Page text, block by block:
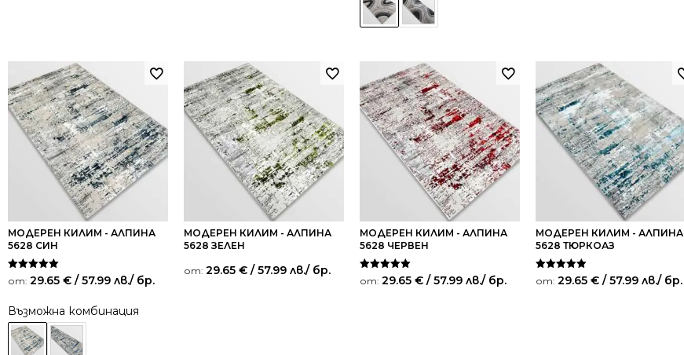
МОДЕРЕН КИЛИМ - АЛПИНА
5628 СИН
Оценено на
5.00
от: 29.65 € / 57.99 лв./ бр.
Възможна комбинация
МОДЕРЕН КИЛИМ - АЛПИНА
5628 ЗЕЛЕН
от: 29.65 € / 57.99 лв./ бр.
МОДЕРЕН КИЛИМ - АЛПИНА
5628 ЧЕРВЕН
Оценено на
5.00
от: 29.65 € / 57.99 лв./ бр.
МОДЕРЕН КИЛИМ - АЛПИНА
5628 ТЮРКОАЗ
Оценено на
5.00
от: 29.65 € / 57.99 лв./ бр.